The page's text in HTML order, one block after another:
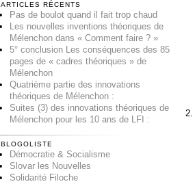
ARTICLES RÉCENTS
Pas de boulot quand il fait trop chaud
Les nouvelles inventions théoriques de
Mélenchon dans « Comment faire ? »
5° conclusion Les conséquences des 85
pages de « cadres théoriques » de
Mélenchon
Quatrième partie des innovations
théoriques de Mélenchon :
Suites (3) des innovations théoriques de
Mélenchon pour les 10 ans de LFI :
BLOGOLISTE
Démocratie & Socialisme
Slovar les Nouvelles
Solidarité Filoche